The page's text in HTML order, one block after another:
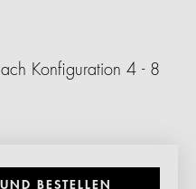
Konfiguration 4 - 8
BESTELLEN